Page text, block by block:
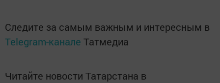
Следите за самым важным и интересным в
Telegram-канале Татмедиа
Читайте новости Татарстана в